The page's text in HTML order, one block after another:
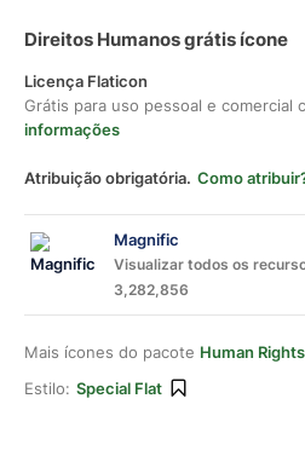
Direitos Humanos grátis ícone
Licença Flaticon
Grátis para uso pessoal e comercial
informações
Atribuição obrigatória. Como
Magnific
Visualizar todos os
3,282,856
Mais ícones do pacote Human Rights
Estilo: Special Flat